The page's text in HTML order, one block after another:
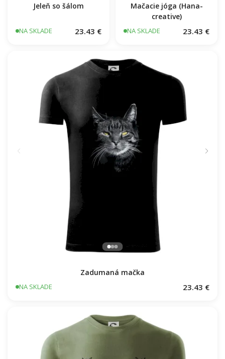
Jeleň so šálom
NA SKLADE 23.43 €
Mačacie jóga (Hana-
creative)
NA SKLADE 23.43 €
Zadumaná mačka
NA SKLADE 23.43 €